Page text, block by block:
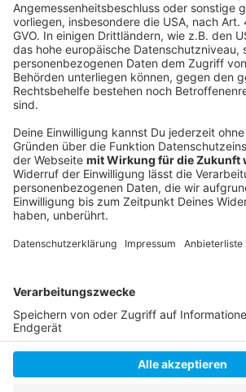
Anzeige
Folge uns für mehr News &
Anzeige
Livestream|Instagram |Facebook|
Anzeige
Anzeige